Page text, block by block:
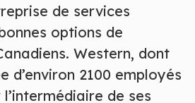
de services
options de
Western, dont
2100 employés
de ses